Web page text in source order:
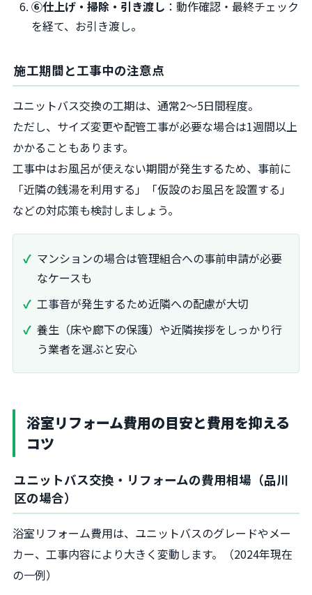
⑥仕上げ・掃除・引き渡し ：動作確認・最終チェック
を経て、お引き渡し。
施工期間と工事中の注意点
ユニットバス交換の工期は、通常2～5日間程度。
ただし、サイズ変更や配管工事が必要な場合は1週間以上
かかることもあります。
工事中はお風呂が使えない期間が発生するため、事前に
「近隣の銭湯を利用する」「仮設のお風呂を設置する」
などの対応策も検討しましょう。
マンションの場合は管理組合への事前申請が必要
なケースも
工事音が発生するため近隣への配慮が大切
養生（床や廊下の保護）や近隣挨拶をしっかり行
う業者を選ぶと安心
浴室リフォーム費用の目安と費用を抑える
コツ
ユニットバス交換・リフォームの費用相場（品川
区の場合）
浴室リフォーム費用は、ユニットバスのグレードやメー
カー、工事内容により大きく変動します。（2024年現在
の一例）